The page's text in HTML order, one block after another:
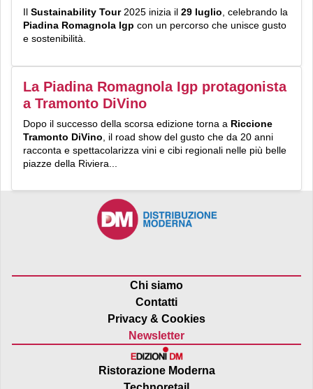
Il Sustainability Tour2025 inizia il 29 luglio , celebrando la
Piadina Romagnola Igp con un percorso che unisce gusto
e sostenibilità.
La Piadina Romagnola Igp protagonista
a Tramonto DiVino
Dopo il successo della scorsa edizione torna a Riccione
Tramonto DiVino , il road show del gusto che da 20 anni
racconta e spettacolarizza vini e cibi regionali nelle più belle
piazze della Riviera...
Chi siamo
Contatti
Privacy & Cookies
Newsletter
Ristorazione Moderna